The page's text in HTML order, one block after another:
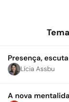
Presença,
Lícia Assbu
A nova